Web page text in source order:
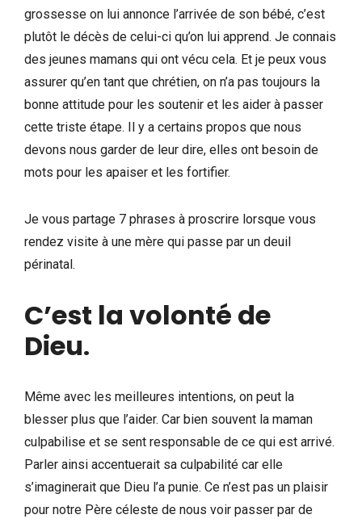
grossesse on lui annonce l’arrivée de son bébé, c’est
plutôt le décès de celui-ci qu’on lui apprend. Je connais
des jeunes mamans qui ont vécu cela. Et je peux vous
assurer qu’en tant que chrétien, on n’a pas toujours la
bonne attitude pour les soutenir et les aider à passer
cette triste étape. Il y a certains propos que nous
devons nous garder de leur dire, elles ont besoin de
mots pour les apaiser et les fortifier.
Je vous partage 7 phrases à proscrire lorsque vous
rendez visite à une mère qui passe par un deuil
périnatal.
C’est la volonté de
Dieu.
Même avec les meilleures intentions, on peut la
blesser plus que l’aider. Car bien souvent la maman
culpabilise et se sent responsable de ce qui est arrivé.
Parler ainsi accentuerait sa culpabilité car elle
s’imaginerait que Dieu l’a punie. Ce n’est pas un plaisir
pour notre Père céleste de nous voir passer par de